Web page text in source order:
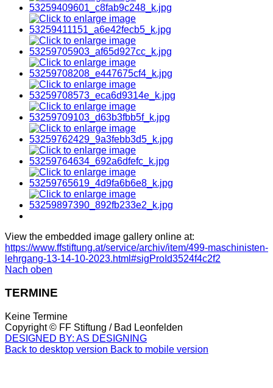
View the embedded image gallery online at:
https://www.ffstiftung.at/service/archiv/item/499-maschinisten-
lehrgang-13-14-10-2023.html#sigProId3524f4c2f2
Nach oben
TERMINE
Keine Termine
Copyright © FF Stiftung / Bad Leonfelden
DESIGNED BY: AS DESIGNING
Back to desktop version Back to mobile version